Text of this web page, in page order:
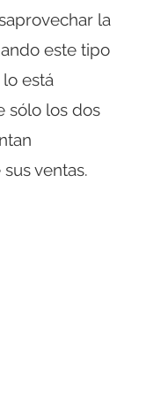
la
este tipo
está
sólo los dos
ventas.